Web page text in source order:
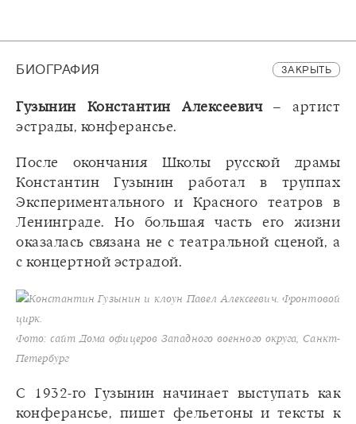
БИОГРАФИЯ ЗАКРЫТЬ
Гузынин Константин Алексеевич– артист
эстрады, конферансье.
После окончания Школы русской драмы
Константин Гузынин работал в труппах
Экспериментального и Красного театров в
Ленинграде. Но большая часть его жизни
оказалась связана не с театральной сценой, а
с концертной эстрадой.
Константин Гузынин и клоун Павел Алексеевич. Фронтовой
цирк.
Фото: сайт Дома офицеров Западного военного округа, Санкт-
Петербург
С 1932-го Гузынин начинает выступать как
конферансье, пишет фельетоны и тексты к